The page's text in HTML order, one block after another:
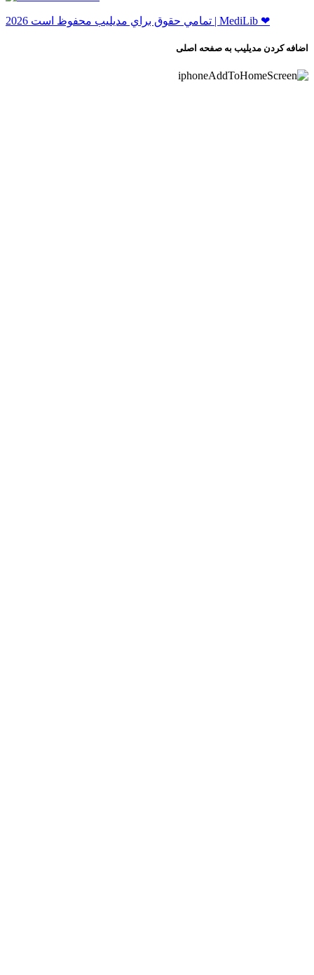
ﺗﻤﺎﻣﻲ ﺣﻘﻮﻕ ﺑﺮاﻱ ﻣﺪﻳﻠﻴﺐ ﻣﺤﻔﻮﻅ اﺳﺖ 2026 | MediLib ❤
اضافه کردن مدیلیب به صفحه اصلی